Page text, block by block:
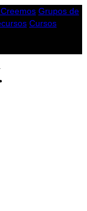
Grupos de
Cursos